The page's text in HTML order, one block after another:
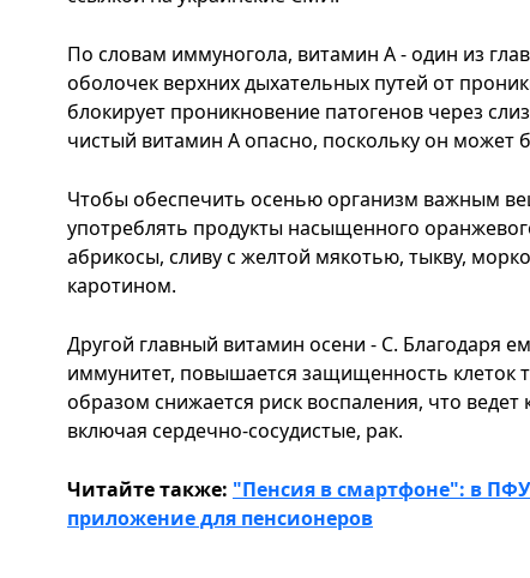
По словам иммуногола, витамин А - один из
оболочек верхних дыхательных путей от
блокирует проникновение патогенов через
чистый витамин А опасно, поскольку он может
Чтобы обеспечить осенью организм важным
употреблять продукты насыщенного
абрикосы, сливу с желтой мякотью, тыкву,
каротином.
Другой главный витамин осени - С. Благодаря
иммунитет, повышается защищенность клеток
образом снижается риск воспаления, что
включая сердечно-сосудистые, рак.
Читайте также: "Пенсия в смартфоне": в
приложение для пенсионеров